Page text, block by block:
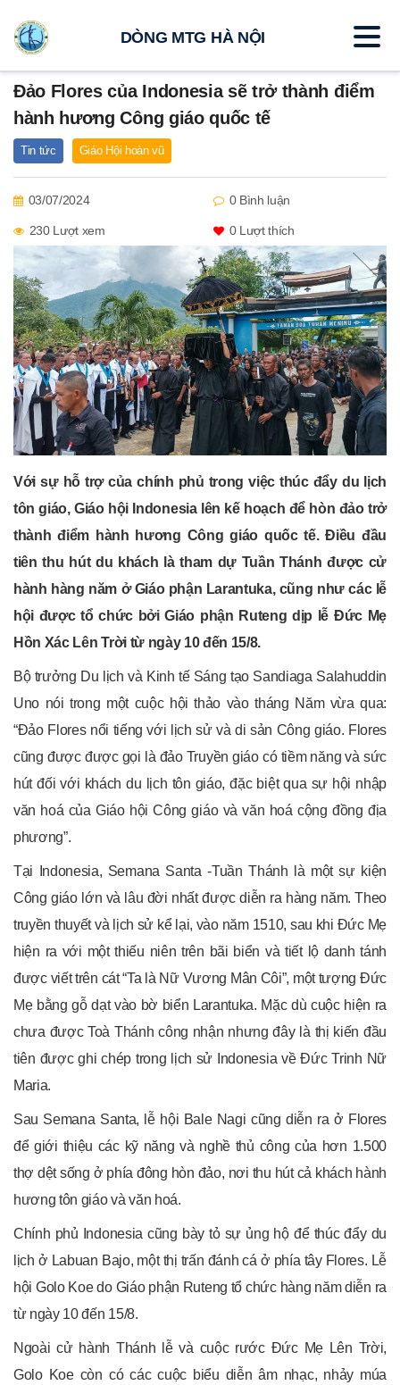
Đảo Flores của Indonesia sẽ trở thành điểm
hành hương Công giáo quốc tế
Tin tức Giáo Hội hoàn vũ
03/07/2024 0 Bình luận
230 Lượt xem 0Lượt thích
Với sự hỗ trợ của chính phủ trong việc thúc đẩy du lịch
tôn giáo, Giáo hội Indonesia lên kế hoạch để hòn đảo trở
thành điểm hành hương Công giáo quốc tế. Điều đầu
tiên thu hút du khách là tham dự Tuần Thánh được cử
hành hàng năm ở Giáo phận Larantuka, cũng như các lễ
hội được tổ chức bởi Giáo phận Ruteng dịp lễ Đức Mẹ
Hồn Xác Lên Trời từ ngày 10 đến 15/8.
Bộ trưởng Du lịch và Kinh tế Sáng tạo Sandiaga Salahuddin
Uno nói trong một cuộc hội thảo vào tháng Năm vừa qua:
“Đảo Flores nổi tiếng với lịch sử và di sản Công giáo. Flores
cũng được được gọi là đảo Truyền giáo có tiềm năng và sức
hút đối với khách du lịch tôn giáo, đặc biệt qua sự hội nhập
văn hoá của Giáo hội Công giáo và văn hoá cộng đồng địa
phương”.
Tại Indonesia, Semana Santa -Tuần Thánh là một sự kiện
Công giáo lớn và lâu đời nhất được diễn ra hàng năm. Theo
truyền thuyết và lịch sử kể lại, vào năm 1510, sau khi Đức Mẹ
hiện ra với một thiếu niên trên bãi biển và tiết lộ danh tánh
được viết trên cát “Ta là Nữ Vương Mân Côi”, một tượng Đức
Mẹ bằng gỗ dạt vào bờ biển Larantuka. Mặc dù cuộc hiện ra
chưa được Toà Thánh công nhận nhưng đây là thị kiến đầu
tiên được ghi chép trong lịch sử Indonesia về Đức Trinh Nữ
Maria.
Sau Semana Santa, lễ hội Bale Nagi cũng diễn ra ở Flores
để giới thiệu các kỹ năng và nghề thủ công của hơn 1.500
thợ dệt sống ở phía đông hòn đảo, nơi thu hút cả khách hành
hương tôn giáo và văn hoá.
Chính phủ Indonesia cũng bày tỏ sự ủng hộ để thúc đẩy du
lịch ở Labuan Bajo, một thị trấn đánh cá ở phía tây Flores. Lễ
hội Golo Koe do Giáo phận Ruteng tổ chức hàng năm diễn ra
từ ngày 10 đến 15/8.
Ngoài cử hành Thánh lễ và cuộc rước Đức Mẹ Lên Trời,
Golo Koe còn có các cuộc biểu diễn âm nhạc, nhảy múa
DÒNG MTG HÀ NỘI